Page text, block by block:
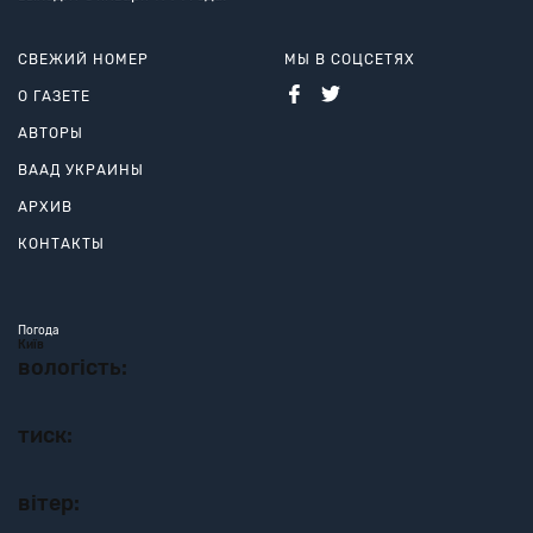
СВЕЖИЙ НОМЕР
О ГАЗЕТЕ
АВТОРЫ
ВААД УКРАИНЫ
АРХИВ
КОНТАКТЫ
МЫ В СОЦСЕТЯХ
Погода
Київ
вологість:
тиск:
вітер: